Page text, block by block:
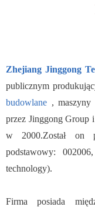
Zhejiang Jinggong
publicznym
budowlane , maszyny
przez Jinggong Group
w 2000.Został on
podstawowy:
technology).
Firma posiada